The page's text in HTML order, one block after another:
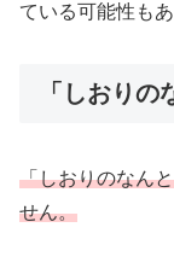
ている可能性も
「しおり
「しおりのなん
せん。